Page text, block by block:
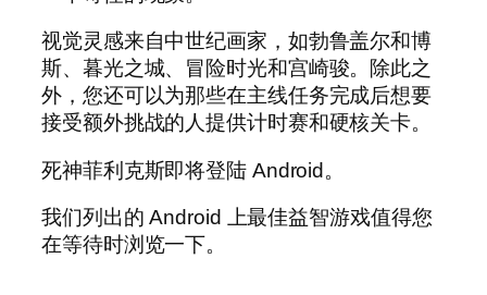
视觉灵感来自中世纪画家，如勃鲁盖尔和博
斯、暮光之城、冒险时光和宫崎骏。除此之
外，您还可以为那些在主线任务完成后想要
接受额外挑战的人提供计时赛和硬核关卡。
死神菲利克斯即将登陆 Android。
我们列出的 Android 上最佳益智游戏值得您
在等待时浏览一下。